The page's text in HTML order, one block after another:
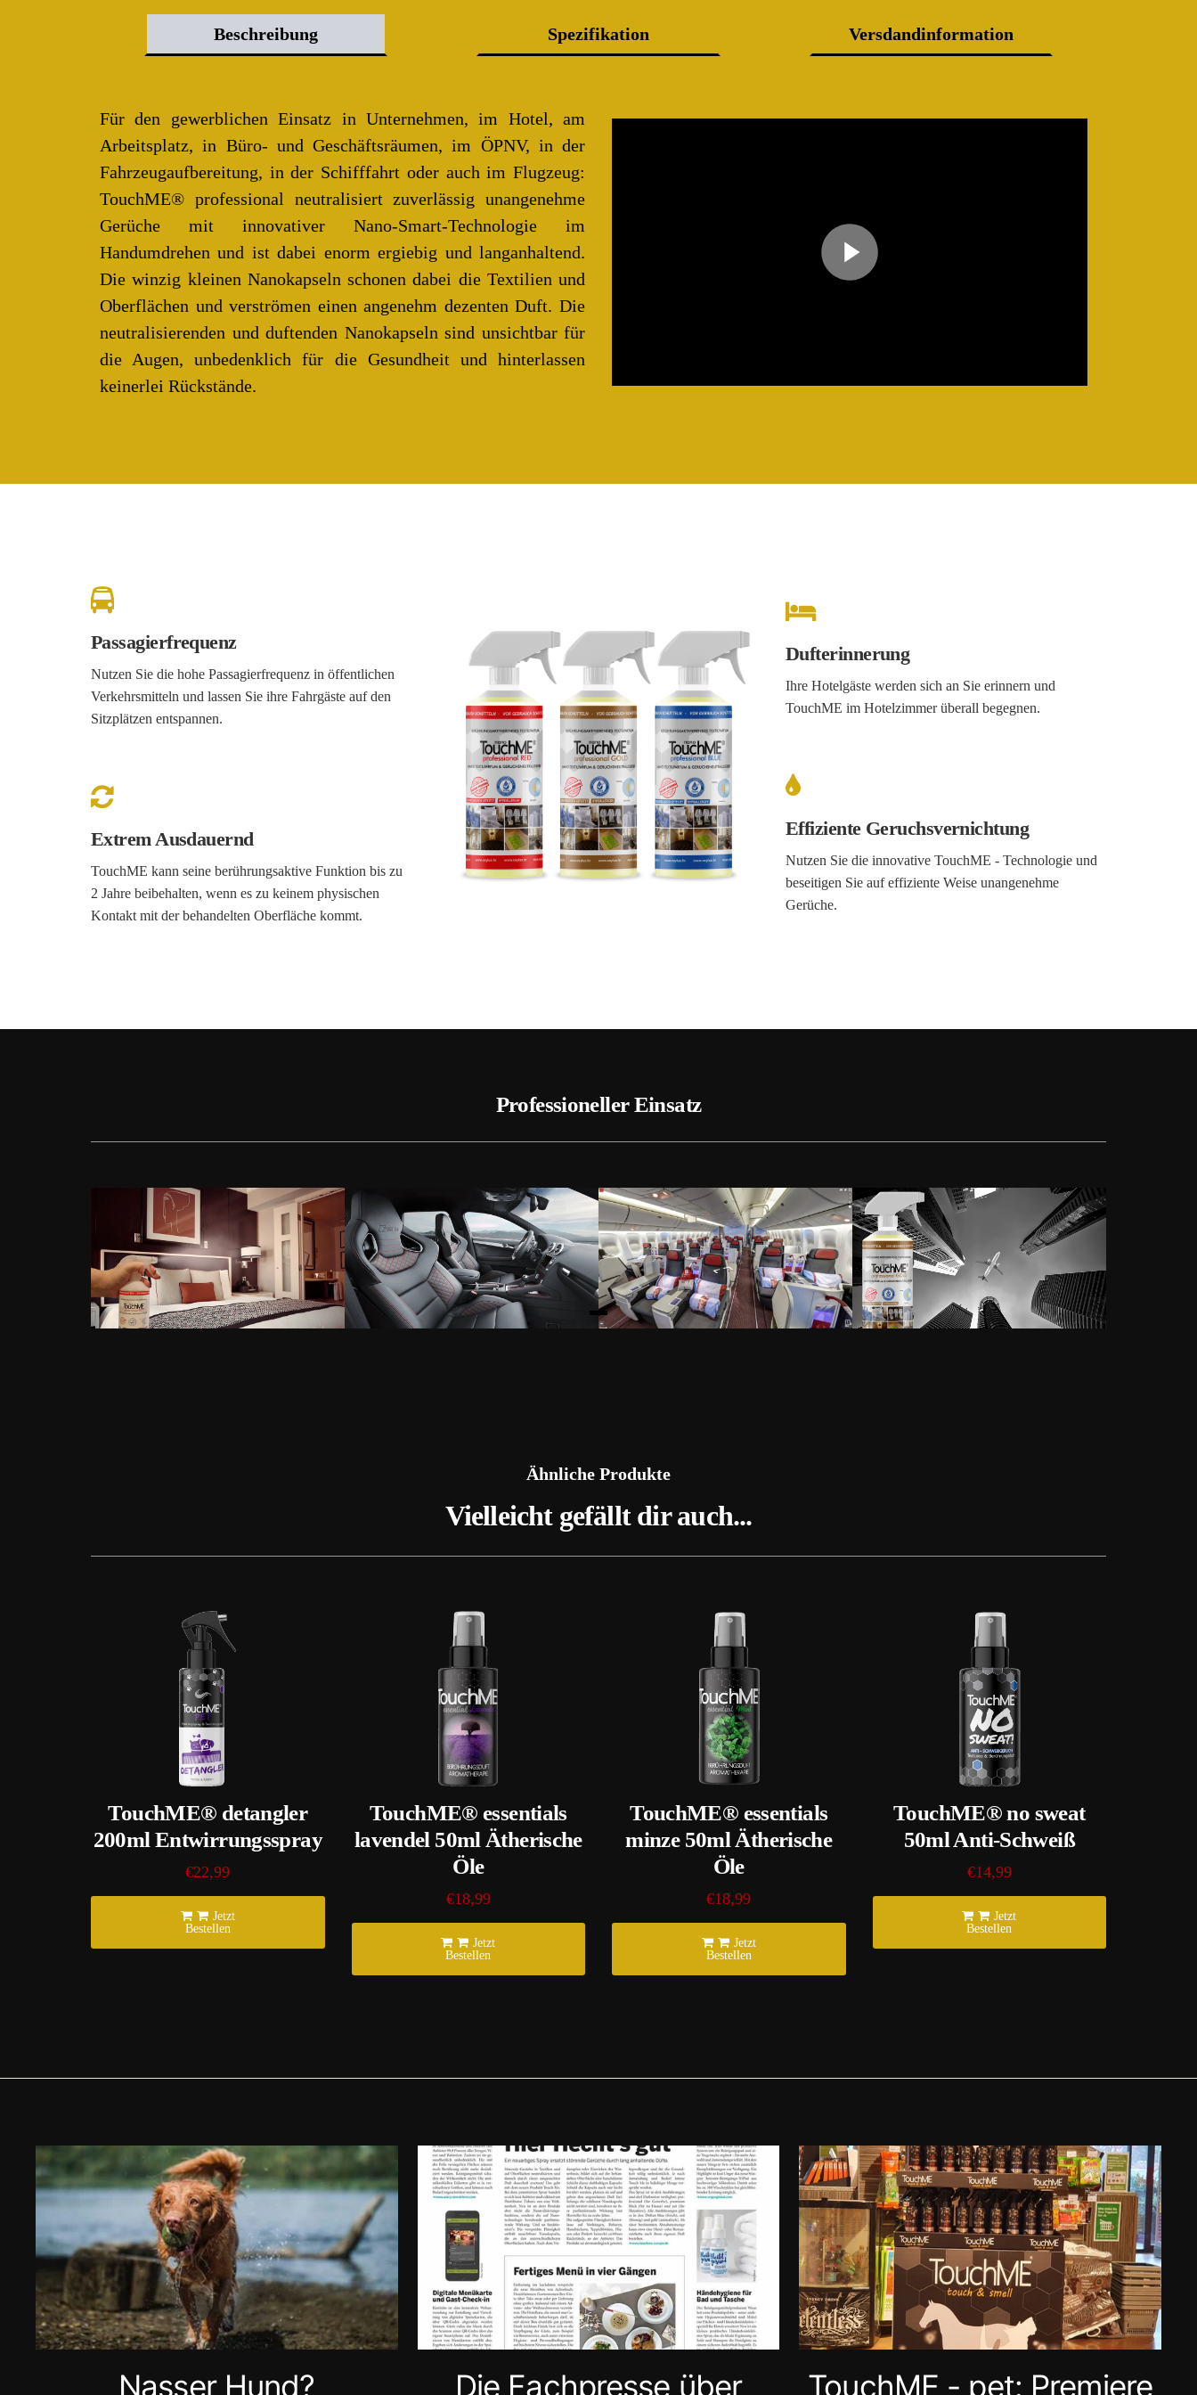
Beschreibung Spezifikation Versdandinformation
Für den gewerblichen Einsatz in Unternehmen, im Hotel, am
Arbeitsplatz, in Büro- und Geschäftsräumen, im ÖPNV, in der
Fahrzeugaufbereitung, in der Schifffahrt oder auch im Flugzeug:
TouchME® professional neutralisiert zuverlässig unangenehme
Gerüche mit innovativer Nano-Smart-Technologie im
Handumdrehen und ist dabei enorm ergiebig und langanhaltend.
Die winzig kleinen Nanokapseln schonen dabei die Textilien und
Oberflächen und verströmen einen angenehm dezenten Duft. Die
neutralisierenden und duftenden Nanokapseln sind unsichtbar für
die Augen, unbedenklich für die Gesundheit und hinterlassen
keinerlei Rückstände.
Passagierfrequenz
Nutzen Sie die hohe Passagierfrequenz in öffentlichen
Verkehrsmitteln und lassen Sie ihre Fahrgäste auf den
Sitzplätzen entspannen.
Extrem Ausdauernd
TouchME kann seine berührungsaktive Funktion bis zu
2 Jahre beibehalten, wenn es zu keinem physischen
Kontakt mit der behandelten Oberfläche kommt.
Dufterinnerung
Ihre Hotelgäste werden sich an Sie erinnern und
TouchME im Hotelzimmer überall begegnen.
Effiziente Geruchsvernichtung
Nutzen Sie die innovative TouchME - Technologie und
beseitigen Sie auf effiziente Weise unangenehme
Gerüche.
Professioneller Einsatz
Ähnliche Produkte
Vielleicht gefällt dir auch...
TouchME® detangler
200ml Entwirrungsspray
€22,99
Jetzt
Bestellen
TouchME® essentials
lavendel 50ml Ätherische
Öle
€18,99
Jetzt
Bestellen
TouchME® essentials
minze 50ml Ätherische
Öle
€18,99
Jetzt
Bestellen
TouchME® no sweat
50ml Anti-Schweiß
€14,99
Jetzt
Bestellen
Nasser Hund? Die Fachpresse über TouchME - pet: Premiere